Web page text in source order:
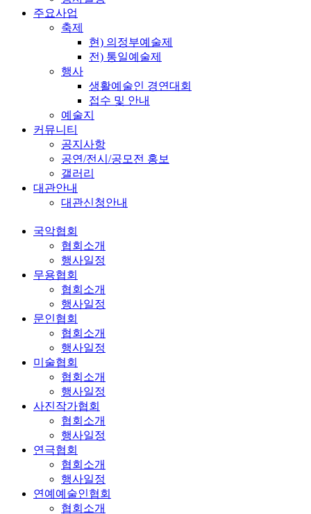
주요사업
축제
현) 의정부예술제
전) 통일예술제
행사
생활예술인 경연대회
접수 및 안내
예술지
커뮤니티
공지사항
공연/전시/공모전 홍보
갤러리
대관안내
대관신청안내
국악협회
협회소개
행사일정
무용협회
협회소개
행사일정
문인협회
협회소개
행사일정
미술협회
협회소개
행사일정
사진작가협회
협회소개
행사일정
연극협회
협회소개
행사일정
연예예술인협회
협회소개